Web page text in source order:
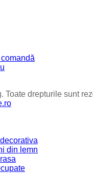
Toate drepturile sunt
din lemn